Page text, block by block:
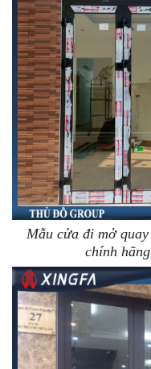
Mẫu cửa đi mở
chính